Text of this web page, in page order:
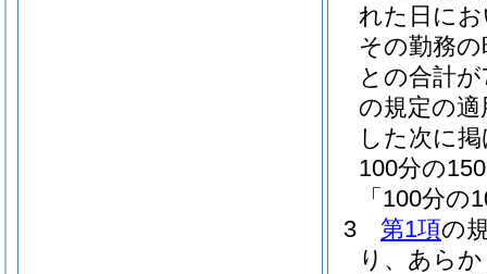
れた日に
その勤務
との合計
の規定の
した次に
100分の
「100分の
3
第1項の
り、あら